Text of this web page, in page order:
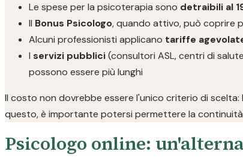
Le spese per la psicoterapia sono detraibili al
Il Bonus Psicologo, quando attivo, può coprire
Alcuni professionisti applicano tariffe
I servizi pubblici(consultori ASL, centri di
possono essere più lunghi
Il costo non dovrebbe essere l'unico criterio di
questo, è importante potersi permettere la
Psicologo online: